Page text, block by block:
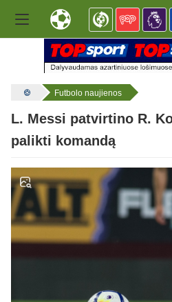
Futbolo naujienos
L. Messi patvirtino R.
palikti komandą